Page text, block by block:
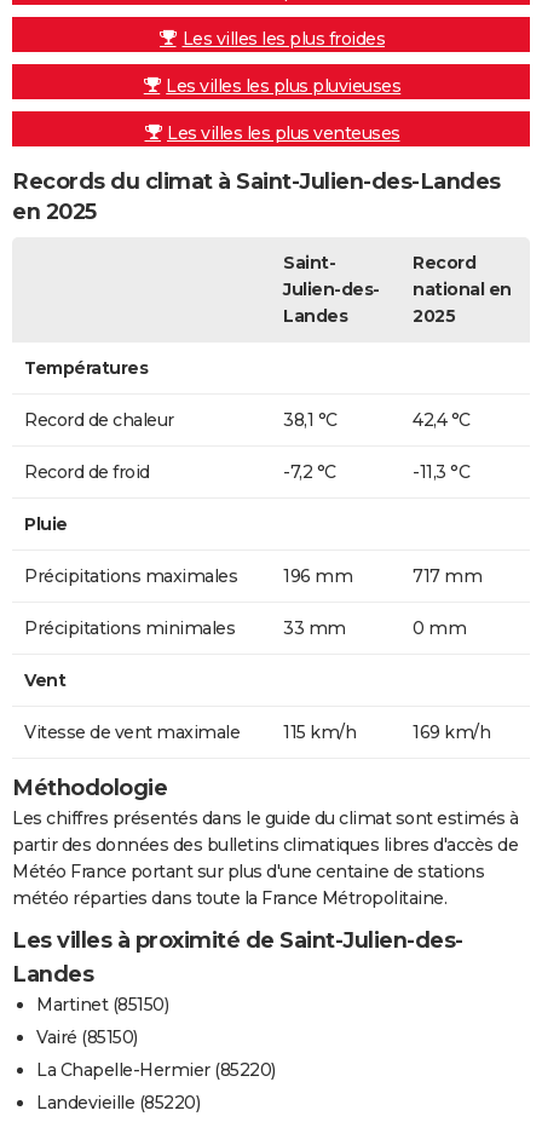
Les villes les plus froides
Les villes les plus pluvieuses
Les villes les plus venteuses
Records du climat à Saint-Julien-des-Landes
en 2025
Saint-
Julien-des-
Landes
Record
national en
2025
Températures
Record de chaleur 38,1 °C 42,4 °C
Record de froid -7,2 °C -11,3 °C
Pluie
Précipitations maximales 196 mm 717 mm
Précipitations minimales 33 mm 0 mm
Vent
Vitesse de vent maximale 115 km/h 169 km/h
Méthodologie
Les chiffres présentés dans le guide du climat sont estimés à
partir des données des bulletins climatiques libres d'accès de
Météo France portant sur plus d'une centaine de stations
météo réparties dans toute la France Métropolitaine.
Les villes à proximité de Saint-Julien-des-
Landes
Martinet (85150)
Vairé (85150)
La Chapelle-Hermier (85220)
Landevieille (85220)